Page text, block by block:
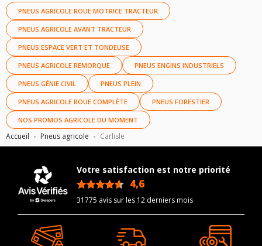
Accueil Pneus agricole Carlisle
PNEUS AGRICOLE ROUE MOTRICE TRACTEUR
PNEUS AGRICOLE AVANT TRACTEUR
PNEUS ESPACE VERT ET TONDEUSE
PNEUS AGRICOLE REMORQUE PNEUS ENGINS INDUSTRIELS
PNEUS GÉNIE CIVIL PNEUS PLEIN
PNEUS AGRICOLE ROUE COMPLÈTE PNEUS FORESTIER
NOS PROMOS AGRICOLE DU MOMENT
Votre satisfaction est notre priorité
4,6
31775 avis sur les 12 derniers mois